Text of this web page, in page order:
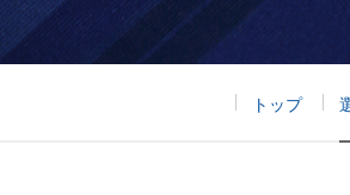
トップ